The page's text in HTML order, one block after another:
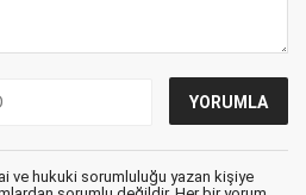
ve hukuki sorumluluğu yazan kişiye